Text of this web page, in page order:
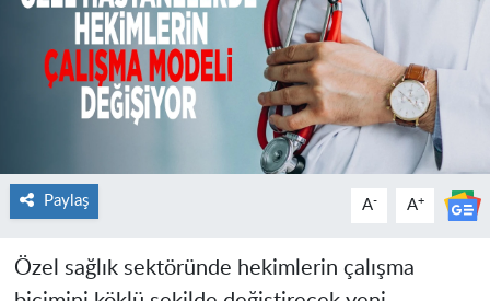
Paylaş A- A+
Özel sağlık sektöründe hekimlerin çalışma